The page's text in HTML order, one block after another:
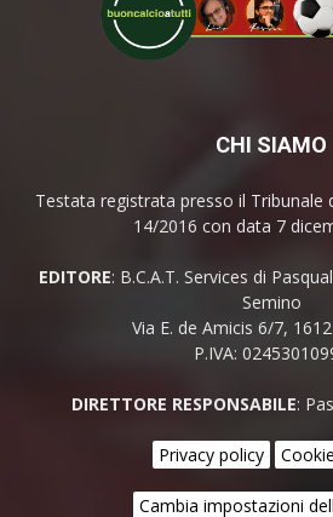
CHI SIAMO
Testata registrata presso il Tribunale
14/2016 con data 7
EDITORE: B.C.A.T. Services di
Semino
Via E. de Amicis 6/7,
P.IVA:
DIRETTORE RESPONSABILE:
Privacy policy
Cambia impostazioni